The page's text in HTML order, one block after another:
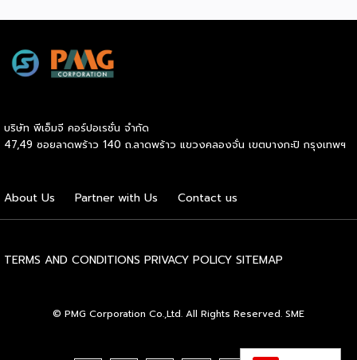
แต่คือปรากฏการณ์ที่กำลังเปลี่ยนภูมิทัศน์ของอุตสาหกรรม
Wellness ทั่วโลก และกำลังสร้างโอกาสทางธุรกิจมหาศาลให้กับผู้
โอลิมปิก ซึ่งรูปแบบการแข่งขันจะเป็นมาตรฐานเดียวกันทั่วโลก
คือวิ่งสลับกับสถานีออกกำลังกาย 8 จุด ระยะทางรวม 8
บริษัท พีเอ็มจี คอร์ปอเรชั่น จำกัด
47,49 ซอยลาดพร้าว 140 ถ.ลาดพร้าว แขวงคลองจั่น เขตบางกะปิ กรุงเทพฯ
About Us Partner with Us Contact us
TERMS AND CONDITIONS PRIVACY POLICY SITEMAP
© PMG Corporation Co.,Ltd. All Rights Reserved. SME